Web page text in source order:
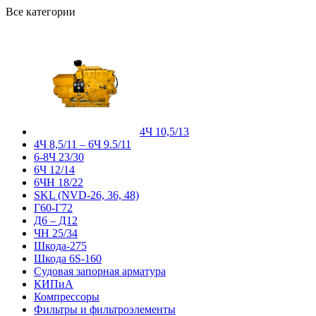
Все категории
4Ч 10,5/13
4Ч 8,5/11 – 6Ч 9.5/11
6-8Ч 23/30
6Ч 12/14
6ЧН 18/22
SKL (NVD-26, 36, 48)
Г60-Г72
Д6 – Д12
ЧН 25/34
Шкода-275
Шкода 6S-160
Судовая запорная арматура
КИПиА
Компрессоры
Фильтры и фильтроэлементы